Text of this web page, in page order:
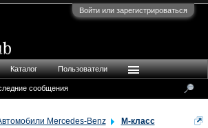
Войти или зарегистрироваться
Mercedes-Benz M-класс
сообщения
Каталог Пользователи